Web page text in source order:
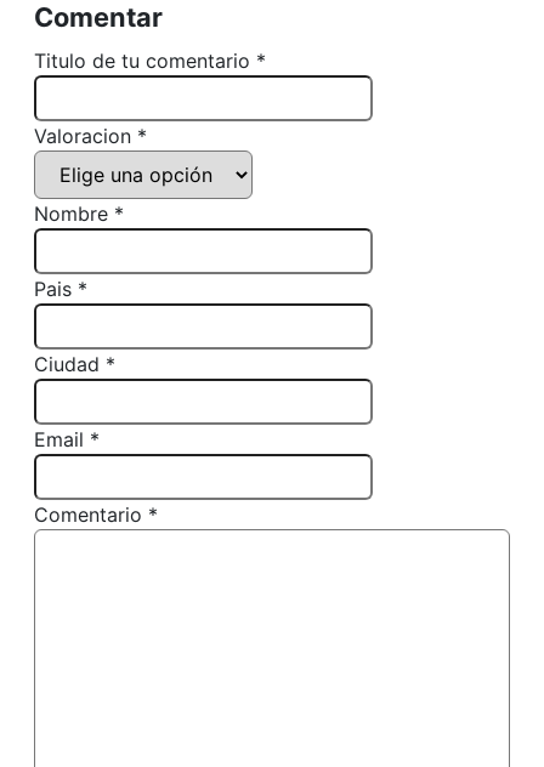
Comentar
Titulo de tu comentario *
Valoracion *
Nombre *
Pais *
Ciudad *
Email *
Comentario *